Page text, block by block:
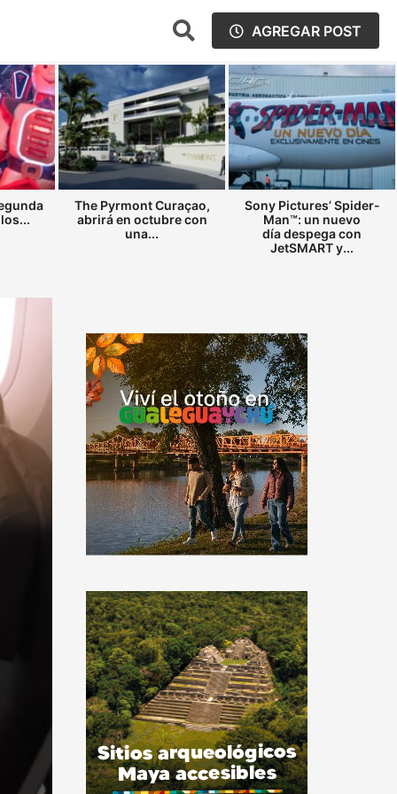
AGREGAR POST
The Pyrmont Curaçao,
abrirá en octubre con
una...
Sony Pictures’ Spider-
Man™: un nuevo
día despega con
JetSMART y...